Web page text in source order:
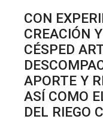
CON
CREACIÓN
CÉSPED
APORTE Y
ASÍ COMO
DEL RIEGO